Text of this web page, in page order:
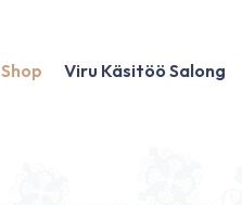
Shop Viru Käsitöö Salong